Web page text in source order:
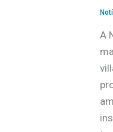
A